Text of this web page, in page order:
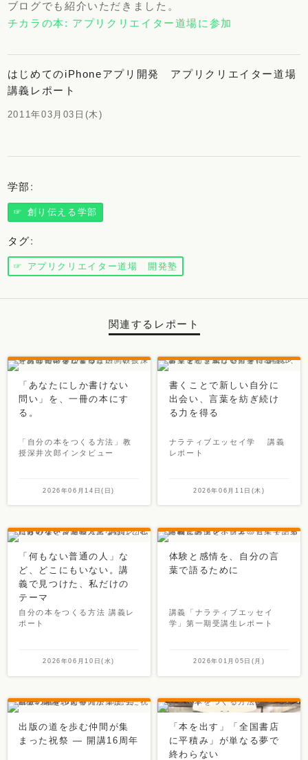
ブログでも紹介いただきました。
チカラの本: アプリクリエイター道場に参加
はじめてのiPhoneアプリ開発 アプリクリエイター道場
講義レポート
2011年03月03日(木)
学部 :
☞ 創り伝える学部
タグ:
☞ アプリクリエイター道場 開発塾
関連するレポート
「あなたにしか書けない
問い」を、一冊の本にす
る。
「自分の本をつくる方法」教
授深井次郎インタビュー
2026年06月14日(日)
書くことで新しい自分に
出会い、言葉を紡ぎ続け
る力を得る
ナラティブエッセイ学 講義
レポート
2026年06月11日(木)
「何もない普通の人」な
ど、どこにもいない。講
義で見つけた、私だけの
テーマ
自分の本をつくる方法 講義レ
ポート
2026年06月10日(水)
体験と感情を、自分の言
葉で語るために
講義「ナラティブエッセイ
学」第一期受講生レポート
2026年01月05日(月)
出版の道を歩む仲間が集
まった祝祭 ― 開講16周年
「本を出す」「全国書店
に平積み」が単なる夢で
終わらない